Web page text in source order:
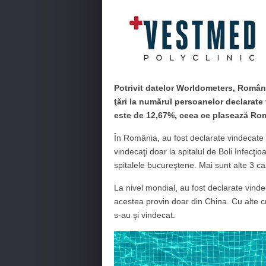
Potrivit datelor Worldometers,
ţări la numărul persoanelor
este de 12,67%, ceea ce plasează
În România, au fost declarate
vindecaţi doar la spitalul de Boli
spitalele bucureştene. Mai sunt alte 3
La nivel mondial, au fost declarate
acestea provin doar din China. Cu alte
s-au şi vindecat.